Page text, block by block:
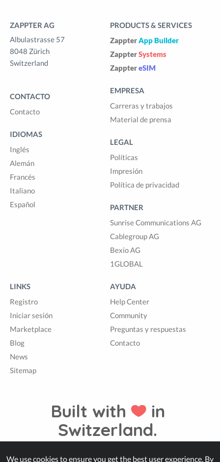
ZAPPTER AG
Albulastrasse 57
8048 Zürich
Switzerland
CONTACTO
Contacto
IDIOMAS
Inglés
Alemán
Francés
Italiano
Español
PRODUCTS & SERVICES
ZappterApp Builder
ZappterSystems
ZapptereSIM
EMPRESA
Carreras y trabajos
Material de prensa
LEGAL
Políticas
Impresión
Política de privacidad
PARTNER
Sunrise Communications AG
Cablegroup AG
Bexio AG
1GLOBAL
LINKS
Registro
Iniciar sesión
Marketplace
Blog
News
Sitemap
AYUDA
Help Center
Community
Preguntas y respuestas
Contacto
Built with
in
Switzerland.
© Zappter
We use cookies to ensure you get the best user experience. By